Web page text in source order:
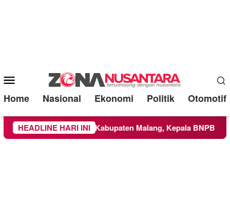
Mobile
Menu
Home Nasional Ekonomi Politik Otomotif
HEADLINE HARI INI
ke Wilayah Kabupaten Malang, Kepala BNPB Tinjau